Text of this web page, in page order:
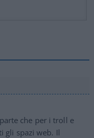
che per i troll e
gli spazi web. Il